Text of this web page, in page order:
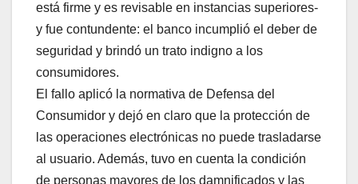
está firme y es revisable en instancias superiores-
y fue contundente: el banco incumplió el deber de
seguridad y brindó un trato indigno a los
consumidores.
El fallo aplicó la normativa de Defensa del
Consumidor y dejó en claro que la protección de
las operaciones electrónicas no puede trasladarse
al usuario. Además, tuvo en cuenta la condición
de personas mayores de los damnificados y las